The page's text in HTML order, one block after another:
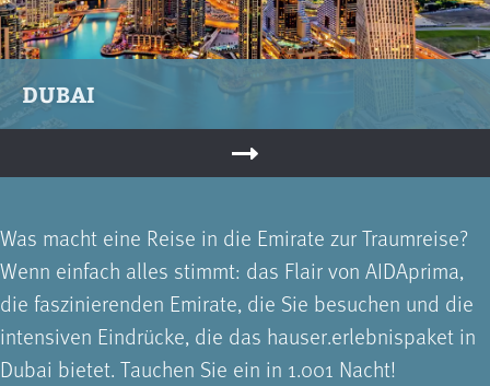
DUBAI
Was macht eine Reise in die Emirate zur Traumreise?
Wenn einfach alles stimmt: das Flair von AIDAprima,
die faszinierenden Emirate, die Sie besuchen und die
intensiven Eindrücke, die das hauser.erlebnispaket in
Dubai bietet. Tauchen Sie ein in 1.001 Nacht!